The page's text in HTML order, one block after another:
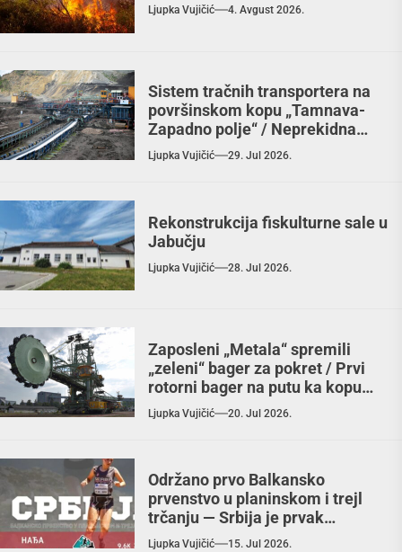
Ljupka Vujičić 4. Avgust 2026.
Sistem tračnih transportera na
površinskom kopu „Tamnava-
Zapadno polje“ / Neprekidna
veza proizvodnje
Ljupka Vujičić 29. Jul 2026.
Rekonstrukcija fiskulturne sale u
Jabučju
Ljupka Vujičić 28. Jul 2026.
Zaposleni „Metala“ spremili
„zeleni“ bager za pokret / Prvi
rotorni bager na putu ka kopu
„Radljevo“
Ljupka Vujičić 20. Jul 2026.
Održano prvo Balkansko
prvenstvo u planinskom i trejl
trčanju — Srbija je prvak
Balkana!
Ljupka Vujičić 15. Jul 2026.